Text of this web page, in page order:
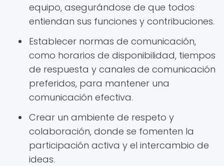
equipo, asegurándose de que todos
entiendan sus funciones y contribuciones.
Establecer normas de comunicación,
como horarios de disponibilidad, tiempos
de respuesta y canales de comunicación
preferidos, para mantener una
comunicación efectiva.
Crear un ambiente de respeto y
colaboración, donde se fomenten la
participación activa y el intercambio de
ideas.